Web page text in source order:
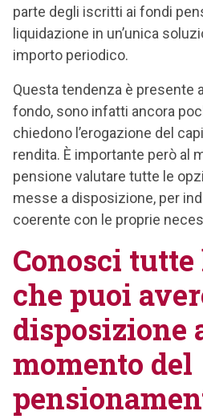
parte degli iscritti ai fondi
liquidazione in un’unica
importo periodico.
Questa tendenza è presente
fondo, sono infatti ancora
chiedono l’erogazione del
rendita. È importante però al
pensione valutare tutte le
messe a disposizione, per
coerente con le proprie
Conosci
che puoi
disposizione
momento del